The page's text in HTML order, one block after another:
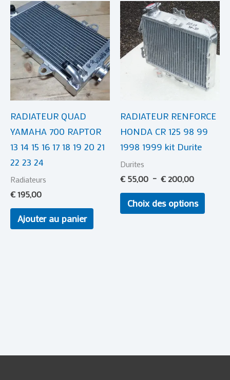
RADIATEUR QUAD
YAMAHA 700 RAPTOR
13 14 15 16 17 18 19 20 21
22 23 24
Radiateurs
€195,00
Ajouter au panier
RADIATEUR RENFORCE
HONDA CR 125 98 99
1998 1999 kit Durite
Durites
€ 55,00 – € 200,00
Plage
de
prix :
€ 55,00
à
€ 200,00
Choix des options
Ce
a
Les
être
page